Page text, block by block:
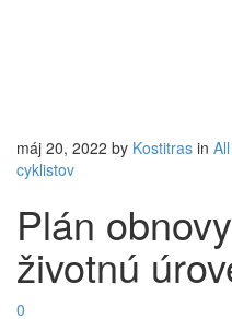
máj 20, 2022 by Kostitras in
cyklistov
Plán
životnú
0